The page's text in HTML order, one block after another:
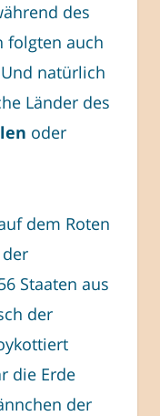
des
folgten auch
natürlich
Länder des
oder
dem Roten
Staaten aus
der
die Erde
der